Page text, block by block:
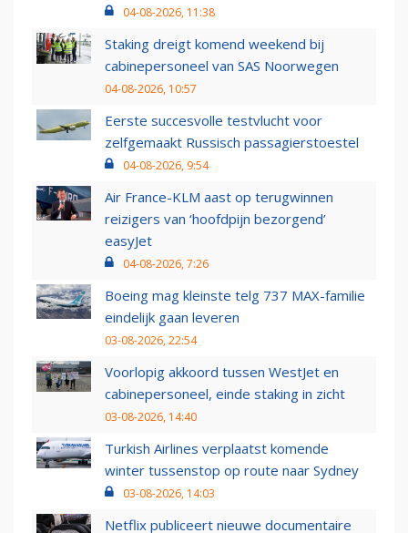
04-08-2026, 11:38
Staking dreigt komend weekend bij
cabinepersoneel van SAS Noorwegen
04-08-2026, 10:57
Eerste succesvolle testvlucht voor
zelfgemaakt Russisch passagierstoestel
04-08-2026, 9:54
Air France-KLM aast op terugwinnen
reizigers van ‘hoofdpijn bezorgend’
easyJet
04-08-2026, 7:26
Boeing mag kleinste telg 737 MAX-familie
eindelijk gaan leveren
03-08-2026, 22:54
Voorlopig akkoord tussen WestJet en
cabinepersoneel, einde staking in zicht
03-08-2026, 14:40
Turkish Airlines verplaatst komende
winter tussenstop op route naar Sydney
03-08-2026, 14:03
Netflix publiceert nieuwe documentaire